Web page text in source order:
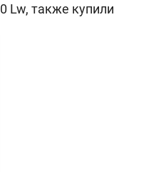
малого диаметра;
шкива вдвое меньше, чем
Lw, также купили